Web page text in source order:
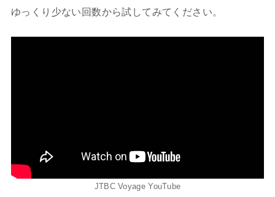
ゆっくり少ない回数から試してみてください。
JTBC Voyage YouTube